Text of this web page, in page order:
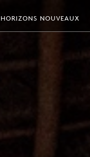
HORIZONS NOUVEAUX